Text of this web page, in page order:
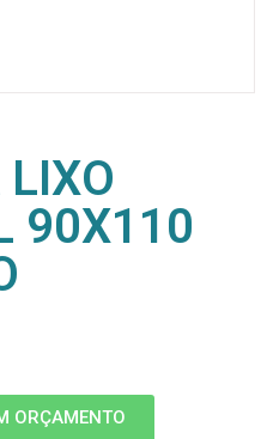
90X110
ORÇAMENTO